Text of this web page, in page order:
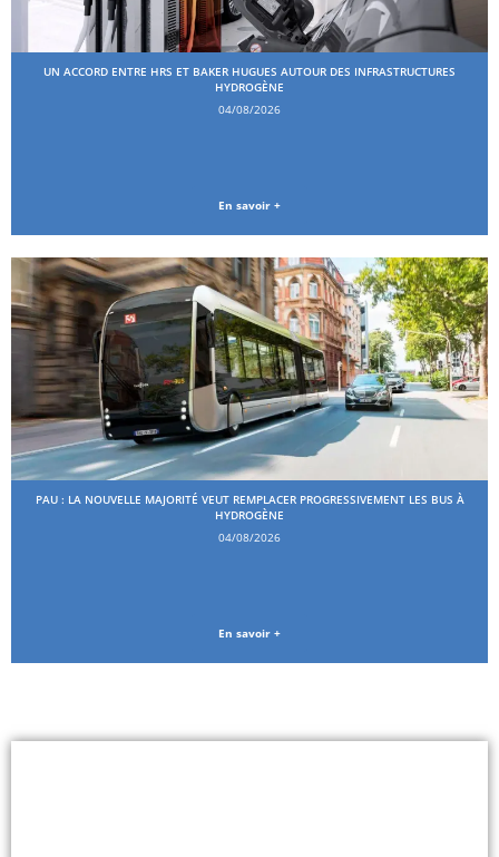
UN ACCORD ENTRE HRS ET BAKER HUGUES AUTOUR DES INFRASTRUCTURES
HYDROGÈNE
04/08/2026
En savoir +
PAU : LA NOUVELLE MAJORITÉ VEUT REMPLACER PROGRESSIVEMENT LES BUS À
HYDROGÈNE
04/08/2026
En savoir +